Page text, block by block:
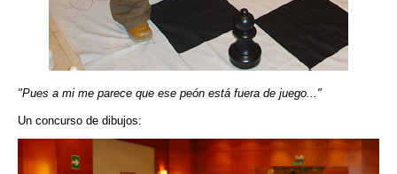
"Pues a mi me parece que ese peón está fuera de juego..."
Un concurso de dibujos: